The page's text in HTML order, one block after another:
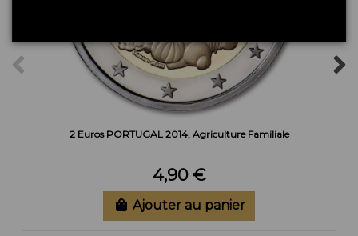
2 Euros PORTUGAL 2014, Agriculture Familiale
4,90 €
Ajouter au panier